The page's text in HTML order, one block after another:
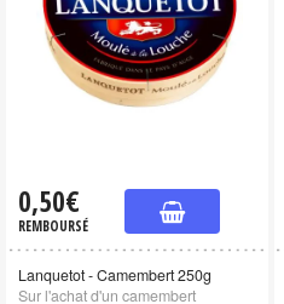
0,50€
REMBOURSÉ
Lanquetot - Camembert 250g
Sur l'achat d'un camembert